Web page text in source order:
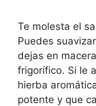
Te molesta el
Puedes
dejas en
frigorífico. Si le
hierba
potente y que